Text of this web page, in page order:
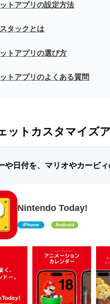
トアプリの設定方法
タックとは
トアプリの選び方
トアプリのよくある質問
ットカスタマイズ
や日付を、マリオやカービ
Nintendo Today!
iPhone Android